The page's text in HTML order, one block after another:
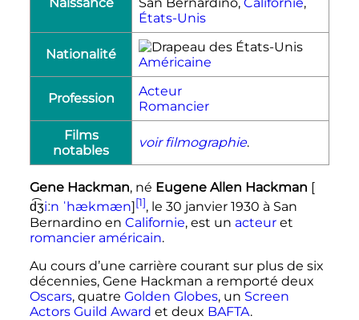
États-Unis
Nationalité
Américaine
Profession
Acteur
Romancier
Films
notables
voir filmographie.
Gene Hackman, né Eugene Allen Hackman [
d͡ʒiːn ˈhækmæn][1], le 30 janvier 1930 à San
Bernardino en Californie, est un acteuret
romancier américain.
Au cours d’une carrière courant sur plus de six
décennies, Gene Hackman a remporté deux
Oscars, quatre Golden Globes, un Screen
Actors Guild Award et deux BAFTA.